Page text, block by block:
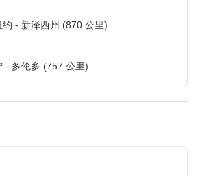
- 新泽西州 (870 公里)
- 多伦多 (757 公里)